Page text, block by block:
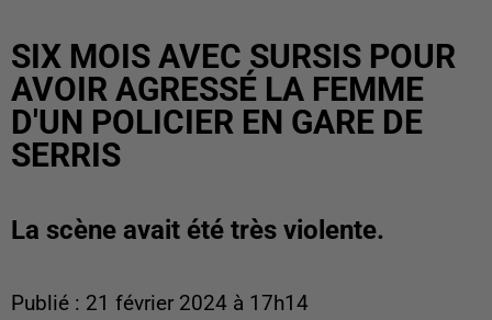
SIX MOIS AVEC SURSIS POUR
AVOIR AGRESSÉ LA FEMME
D'UN POLICIER EN GARE DE
SERRIS
La scène avait été très violente.
Publié : 21 février 2024 à 17h14